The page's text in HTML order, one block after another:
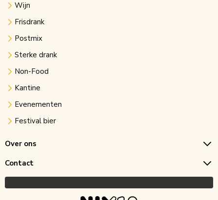
Wijn
Frisdrank
Postmix
Sterke drank
Non-Food
Kantine
Evenementen
Festival bier
Over ons
Contact